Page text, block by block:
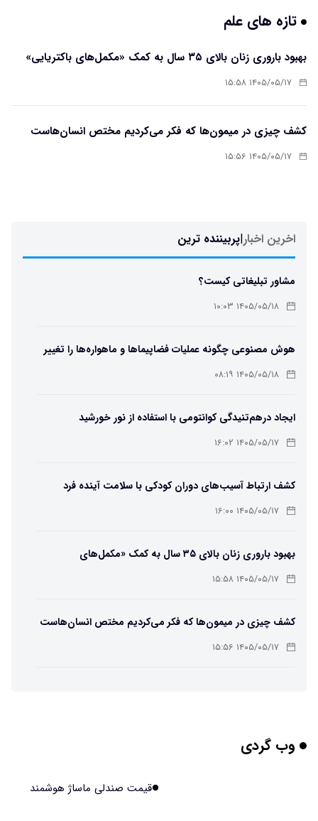
تازه های علم
بهبود باروری زنان بالای ۳۵ سال به کمک «مکمل‌های باکتریایی»
۱۴۰۵/۰۵/۱۷ ۱۵:۵۸
کشف چیزی در میمون‌ها که فکر می‌کردیم مختص انسان‌هاست
۱۴۰۵/۰۵/۱۷ ۱۵:۵۶
اخرین اخبار|پربیننده ترین
مشاور تبلیغاتی کیست؟
۱۴۰۵/۰۵/۱۸ ۱۰:۰۳
هوش مصنوعی چگونه عملیات فضاپیماها و ماهواره‌ها را تغییر
می‌دهد؟
۱۴۰۵/۰۵/۱۸ ۰۸:۱۹
ایجاد درهم‌تنیدگی کوانتومی با استفاده از نور خورشید
۱۴۰۵/۰۵/۱۷ ۱۶:۰۲
کشف ارتباط آسیب‌های دوران کودکی با سلامت آینده فرد
۱۴۰۵/۰۵/۱۷ ۱۶:۰۰
بهبود باروری زنان بالای ۳۵ سال به کمک «مکمل‌های
باکتریایی»
۱۴۰۵/۰۵/۱۷ ۱۵:۵۸
کشف چیزی در میمون‌ها که فکر می‌کردیم مختص انسان‌هاست
۱۴۰۵/۰۵/۱۷ ۱۵:۵۶
محققان از هوش مصنوعی برای ساخت ویروس‌های جدید
وب گردی
قیمت صندلی ماساژ هوشمند